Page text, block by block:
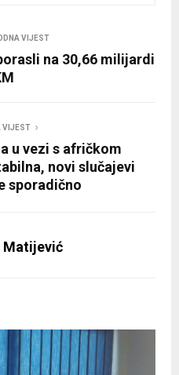
VIJEST
na 30,66 milijardi
VIJEST
u vezi s afričkom
novi slučajevi
sporadično